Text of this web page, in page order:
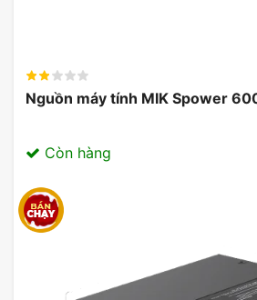
Nguồn máy tính MIK Spower
Còn hàng